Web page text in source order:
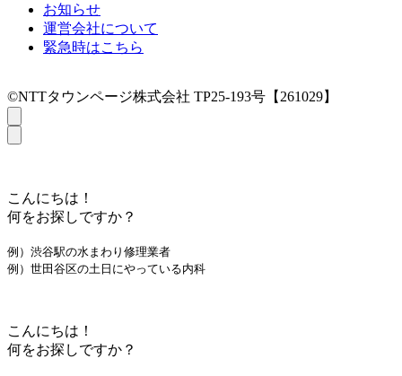
お知らせ
運営会社について
緊急時はこちら
©NTTタウンページ株式会社 TP25-193号【261029】
こんにちは！
何をお探しですか？
例）渋谷駅の水まわり修理業者
例）世田谷区の土日にやっている内科
こんにちは！
何をお探しですか？